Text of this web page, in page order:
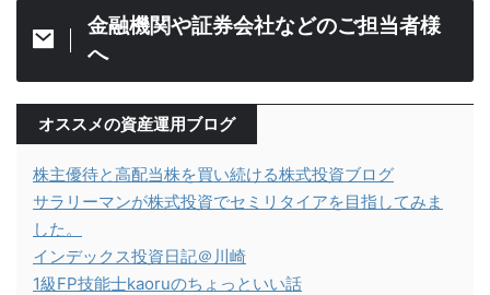
金融機関や証券会社などのご担当者様
へ
オススメの資産運用ブログ
株主優待と高配当株を買い続ける株式投資ブログ
サラリーマンが株式投資でセミリタイアを目指してみま
した。
インデックス投資日記＠川崎
1級FP技能士kaoruのちょっといい話